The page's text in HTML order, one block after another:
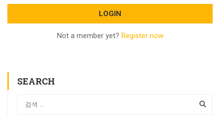
Not a member yet? Register now
SEARCH